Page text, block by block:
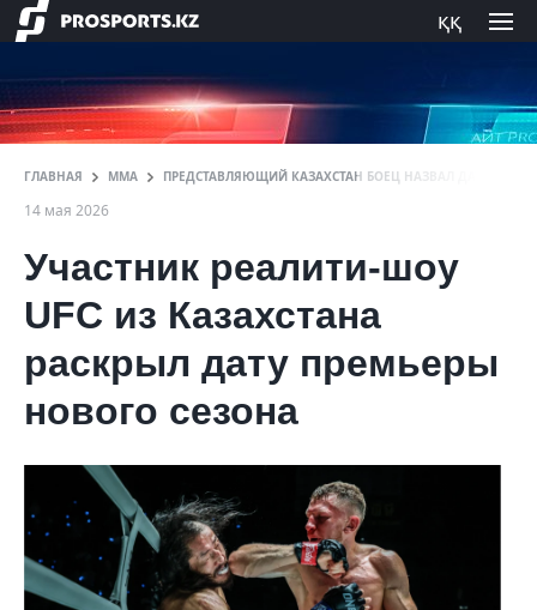
ққ
ГЛАВНАЯ ММА ПРЕДСТАВЛЯЮЩИЙ КАЗАХСТАН БОЕЦ НАЗВАЛ ДАТУ
14 мая 2026
Участник реалити-шоу
UFC из Казахстана
раскрыл дату премьеры
нового сезона